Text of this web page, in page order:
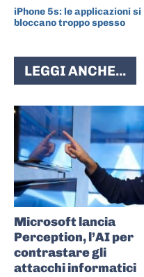
iPhone 5s: le applicazioni si
bloccano troppo spesso
LEGGI ANCHE...
Microsoft lancia
Perception, l’AI per
contrastare gli
attacchi informatici